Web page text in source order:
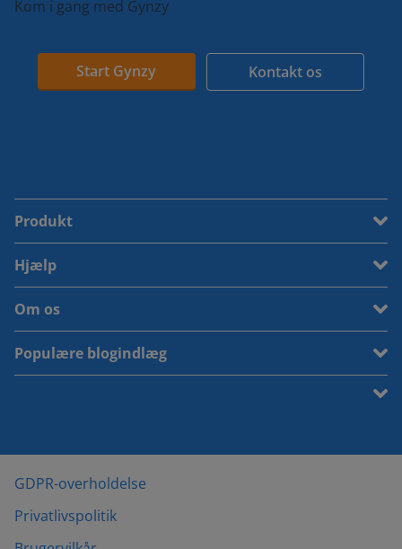
Kom i gang med Gynzy
Start Gynzy Kontakt os
Produkt
Hjælp
Om os
Populære blogindlæg
GDPR-overholdelse
Privatlivspolitik